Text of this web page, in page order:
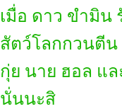
เมื่อ ดาว ขำมิน
สัตว์โลกกวนตีน
กุ่ย นาย ฮอล แ
นั่นนะสิ